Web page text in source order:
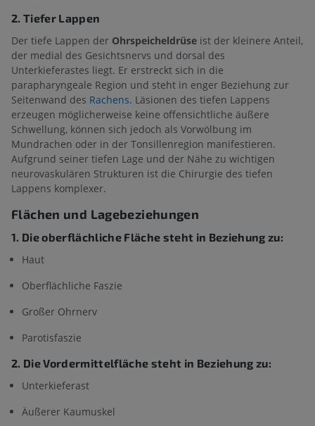
2. Tiefer Lappen
Der tiefe Lappen der Ohrspeicheldrüse ist der kleinere Anteil,
der medial des Gesichtsnervs und dorsal des
Unterkieferastes liegt. Er erstreckt sich in die
parapharyngeale Region und steht in enger Beziehung zur
Seitenwand des Rachens. Läsionen des tiefen Lappens
erzeugen möglicherweise keine offensichtliche äußere
Schwellung, können sich jedoch als Vorwölbung im
Mundrachen oder in der Tonsillenregion manifestieren.
Aufgrund seiner tiefen Lage und der Nähe zu wichtigen
neurovaskulären Strukturen ist die Chirurgie des tiefen
Lappens komplexer.
Flächen und Lagebeziehungen
1. Die oberflächliche Fläche steht in Beziehung zu:
Haut
Oberflächliche Faszie
Großer Ohrnerv
Parotisfaszie
2. Die Vordermittelfläche steht in Beziehung zu:
Unterkieferast
Äußerer Kaumuskel